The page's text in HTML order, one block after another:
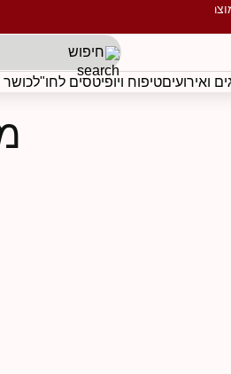
ממותגים לפי בקשת הלקוח
ואירועיםטיפוח ויופיטסים לחו"לכושר